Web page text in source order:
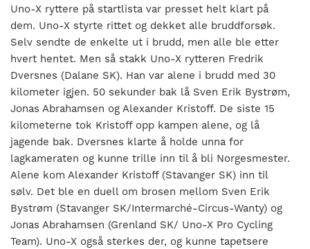
Uno-X ryttere på startlista var presset helt klart på
dem. Uno-X styrte rittet og dekket alle bruddforsøk.
Selv sendte de enkelte ut i brudd, men alle ble etter
hvert hentet. Men så stakk Uno-X rytteren Fredrik
Dversnes (Dalane SK). Han var alene i brudd med 30
kilometer igjen. 50 sekunder bak lå Sven Erik Bystrøm,
Jonas Abrahamsen og Alexander Kristoff. De siste 15
kilometerne tok Kristoff opp kampen alene, og lå
jagende bak. Dversnes klarte å holde unna for
lagkameraten og kunne trille inn til å bli Norgesmester.
Alene kom Alexander Kristoff (Stavanger SK) inn til
sølv. Det ble en duell om brosen mellom Sven Erik
Bystrøm (Stavanger SK/Intermarché-Circus-Wanty) og
Jonas Abrahamsen (Grenland SK/ Uno-X Pro Cycling
Team). Uno-X også sterkes der, og kunne tapetsere